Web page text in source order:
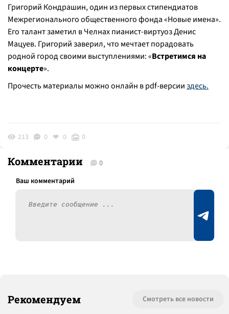
Григорий Кондрашин, один из первых стипендиатов
Межрегионального общественного фонда «Новые имена».
Его талант заметил в Челнах пианист-виртуоз Денис
Мацуев. Григорий заверил, что мечтает порадовать
родной город своими выступлениями: «Встретимся на
концерте».
Прочесть материалы можно онлайн в pdf-версииздесь.
213 0 0 0
Комментарии 0
Рекомендуем Смотреть все новости